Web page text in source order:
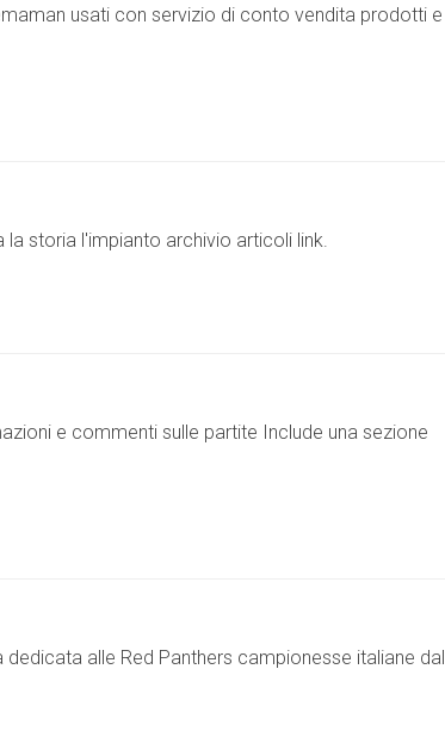
usati con servizio di conto vendita prodotti e
la storia l'impianto archivio articoli link.
e commenti sulle partite Include una sezione
alle Red Panthers campionesse italiane dal